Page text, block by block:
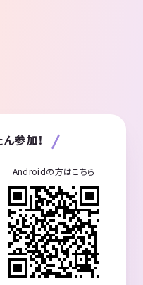
参加！
Androidの方はこちら